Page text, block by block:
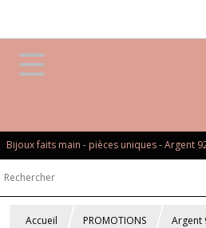
Bijoux faits main - pièces uniques - Argent
Accueil PROMOTIONS Argent